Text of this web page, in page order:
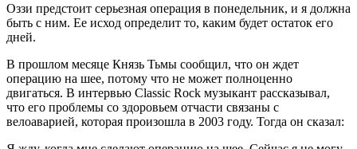
Оззи предстоит серьезная операция в понедельник, и я должна
быть с ним. Ее исход определит то, каким будет остаток его
дней.
В прошлом месяце Князь Тьмы сообщил, что он ждет
операцию на шее, потому что не может полноценно
двигаться. В интервью Classic Rock музыкант рассказывал,
что его проблемы со здоровьем отчасти связаны с
велоаварией, которая произошла в 2003 году. Тогда он сказал: